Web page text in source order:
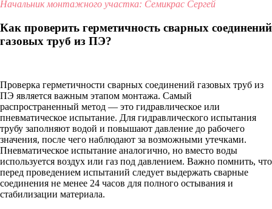
Начальник монтажного участка: Семикрас Сергей
Как проверить герметичность сварных соединений
газовых труб из ПЭ?
Проверка герметичности сварных соединений газовых труб из
ПЭ является важным этапом монтажа. Самый
распространенный метод — это гидравлическое или
пневматическое испытание. Для гидравлического испытания
трубу заполняют водой и повышают давление до рабочего
значения, после чего наблюдают за возможными утечками.
Пневматическое испытание аналогично, но вместо воды
используется воздух или газ под давлением. Важно помнить, что
перед проведением испытаний следует выдержать сварные
соединения не менее 24 часов для полного остывания и
стабилизации материала.